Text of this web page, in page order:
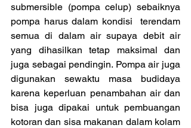
submersible (pompa celup) sebaiknya
pompa harus dalam kondisi  terendam
semua di dalam air supaya debit air
yang dihasilkan tetap maksimal dan
juga sebagai pendingin. Pompa air juga
digunakan sewaktu masa budidaya
karena keperluan penambahan air dan
bisa juga dipakai untuk pembuangan
kotoran dan sisa makanan dalam kolam